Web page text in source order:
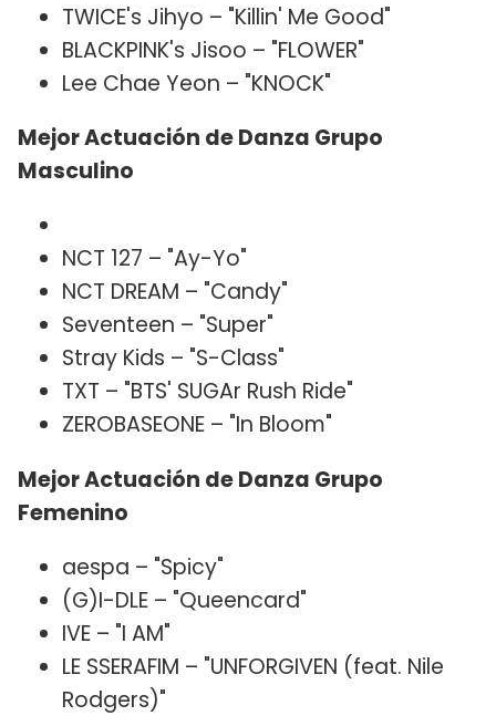
TWICE's Jihyo – "Killin' Me Good"
BLACKPINK's Jisoo – "FLOWER"
Lee Chae Yeon – "KNOCK"
Mejor Actuación de Danza Grupo
Masculino
NCT 127 – "Ay-Yo"
NCT DREAM – "Candy"
Seventeen – "Super"
Stray Kids – "S-Class"
TXT – "BTS' SUGAr Rush Ride"
ZEROBASEONE – "In Bloom"
Mejor Actuación de Danza Grupo
Femenino
aespa – "Spicy"
(G)I-DLE – "Queencard"
IVE – "I AM"
LE SSERAFIM – "UNFORGIVEN (feat. Nile
Rodgers)"